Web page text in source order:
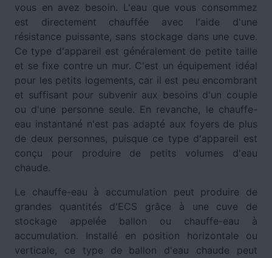
vous en avez besoin. L'eau que vous consommez
est directement chauffée avec l'aide d'une
résistance puissante, sans stockage dans une cuve.
Ce type d'appareil est généralement de petite taille
et se fixe contre un mur. C'est un équipement idéal
pour les petits logements, car il est peu encombrant
et suffisant pour subvenir aux besoins d'un couple
ou d'une personne seule. En revanche, le chauffe-
eau instantané n'est pas adapté aux foyers de plus
de deux personnes, puisque ce type d'appareil est
conçu pour produire de petits volumes d'eau
chaude.
Le chauffe-eau à accumulation peut produire de
grandes quantités d'ECS grâce à une cuve de
stockage appelée ballon ou chauffe-eau à
accumulation. Installé en position horizontale ou
verticale, ce type de ballon d'eau chaude peut